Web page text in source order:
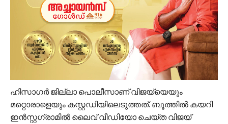
ഹിസാഗര്‍ ജില്ലാ പൊലീസാണ് വിജയ്‍യെയും
മറ്റൊരാളെയും കസ്റ്റഡിയിലെടുത്തത്. ബൂത്തില്‍ കയറി
ഇന്‍സ്റ്റഗ്രാമില്‍ ലൈവ് വീഡിയോ ചെയ്ത വിജയ്